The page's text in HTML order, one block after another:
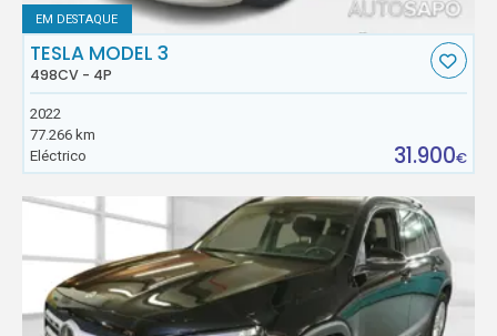
EM DESTAQUE
TESLA MODEL 3
498CV - 4P
2022
77.266 km
Eléctrico
31.900€